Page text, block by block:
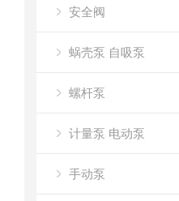
安全阀
蜗壳泵 自吸泵
螺杆泵
计量泵 电动泵
手动泵